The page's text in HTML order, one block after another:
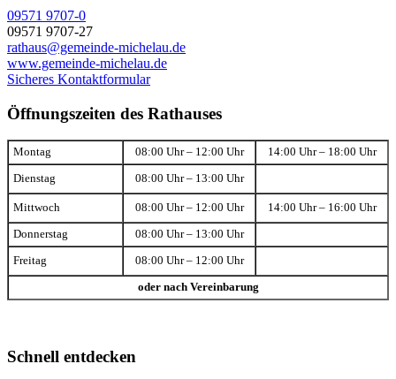
09571 9707-0
09571 9707-27
rathaus@gemeinde-michelau.de
www.gemeinde-michelau.de
Sicheres Kontaktformular
Öffnungszeiten des Rathauses
Montag 08:00 Uhr – 12:00 Uhr 14:00 Uhr – 18:00 Uhr
Dienstag 08:00 Uhr – 13:00 Uhr
Mittwoch 08:00 Uhr – 12:00 Uhr 14:00 Uhr – 16:00 Uhr
Donnerstag 08:00 Uhr – 13:00 Uhr
Freitag 08:00 Uhr – 12:00 Uhr
oder nach Vereinbarung
Schnell entdecken